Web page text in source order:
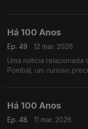
Há 100 Anos
Ep. 49
12 mar. 2026
Uma notícia relacionada
Pombal, um curioso
Há 100 Anos
Ep. 48
11 mar. 2026